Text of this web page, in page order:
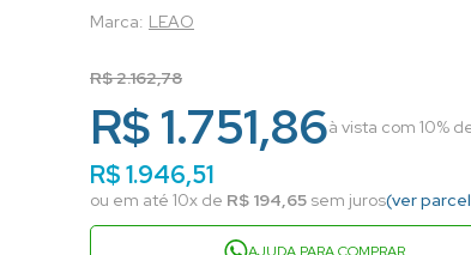
LEAO
R$2.162,78
R$ 1.751,86à vista com 10%
R$1.946,51
ou em até 10x de R$ 194,65 sem juros(ver